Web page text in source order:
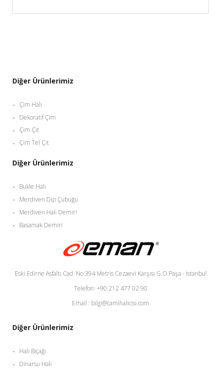
Diğer Ürünlerimiz
Çim Halı
Dekoratif Çim
Çim Çit
Çim Tel Çit
Diğer Ürünlerimiz
Bukle Halı
Merdiven Dip Çubuğu
Merdiven Halı Demiri
Basamak Demiri
Eski Edirne Asfaltı Cad. No:394 Metris Cezaevi Karşısı G.O.Paşa - İstanbul
Telefon: +90 212 477 02 90
Email : bilgi@camihalicisi.com
Diğer Ürünlerimiz
Halı Bıçağı
Dinarsu Halı